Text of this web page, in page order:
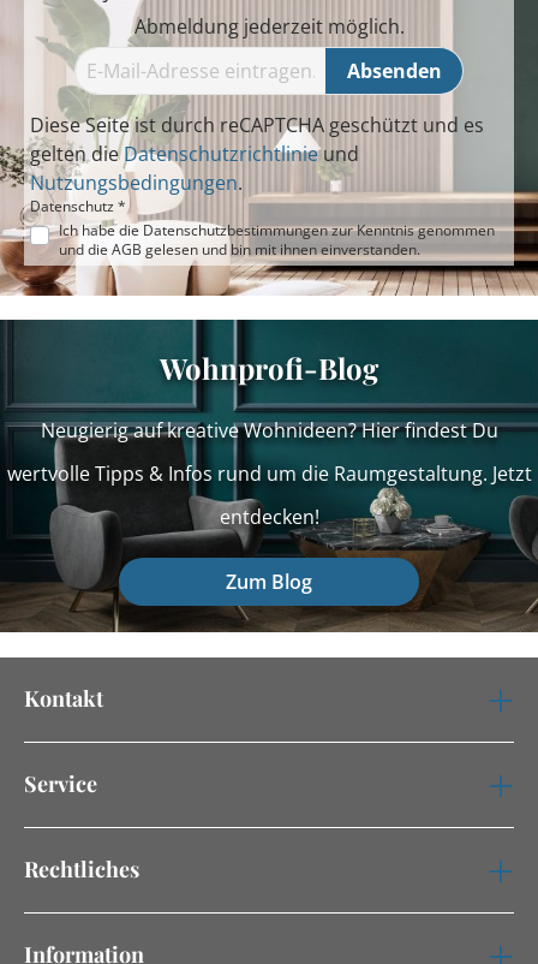
Abmeldung jederzeit möglich.
Absenden
Diese Seite ist durch reCAPTCHA geschützt und es
gelten dieDatenschutzrichtlinieund
Nutzungsbedingungen.
Datenschutz *
Ich habe die Datenschutzbestimmungenzur Kenntnis genommen
und die AGB gelesen und bin mit ihnen einverstanden.
Wohnprofi-Blog
Neugierig auf kreative Wohnideen? Hier findest Du
wertvolle Tipps & Infos rund um die Raumgestaltung. Jetzt
entdecken!
Zum Blog
Kontakt
Service
Rechtliches
Information